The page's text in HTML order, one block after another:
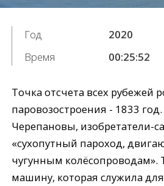
Год
2020
Время
00:25:52
Точка отсчета всех рубежей
паровозостроения - 1833
Черепановы, изобретатели-
«сухопутный пароход,
чугунным колёсопроводам».
машину, которая служила